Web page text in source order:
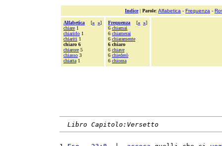
Indice| Parole: Alfabetica - Frequenza -
Alfabetica [« »]
chiare 1
chiarirlo 1
chiariti 1
chiaro 6
chiarore 5
chiasso 3
chiatta 1
Frequenza [« »]
6 chiamai
6 chiamerai
6 chiaramente
6 chiaro
6 chiave
6 chiederò
6 chioma
Libro Capitolo:Versetto